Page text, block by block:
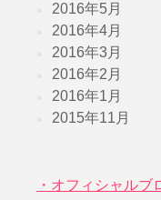
2016年5月
2016年4月
2016年3月
2016年2月
2016年1月
2015年11月
・オフィシャルブ